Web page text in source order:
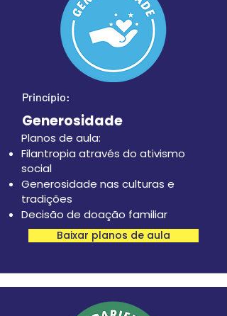
Princípio:
Generosidade
Planos de aula:
Filantropia através do ativismo
social
Generosidade nas culturas e
tradições
Decisão de doação familiar
Baixar planos de aula